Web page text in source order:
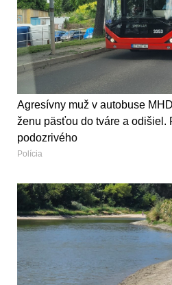
Agresívny muž v autobuse
ženu päsťou do tváre a odišiel.
podozrivého
Polícia